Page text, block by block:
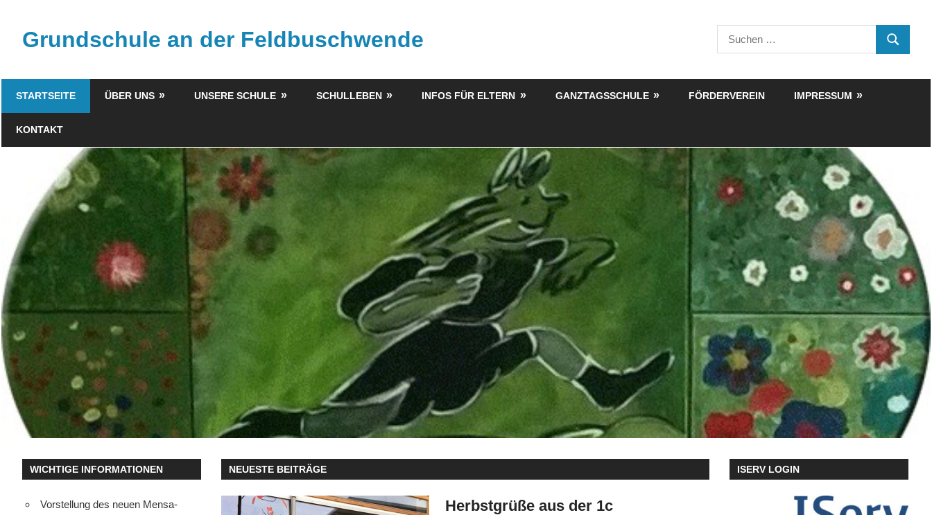
springenGrundschule an der Feldbuschwende
Suchen
nach:
SUCHEN
STARTSEITE ÜBER UNS UNSERE SCHULE SCHULLEBEN INFOS FÜR ELTERN GANZTAGSSCHULE FÖRDERVEREIN IMPRESSUM
KONTAKT
NEUESTE BEITRÄGE
Herbstgrüße aus der 1c
WICHTIGE INFORMATIONEN
Vorstellung des neuen Mensa-
ISERV LOGIN